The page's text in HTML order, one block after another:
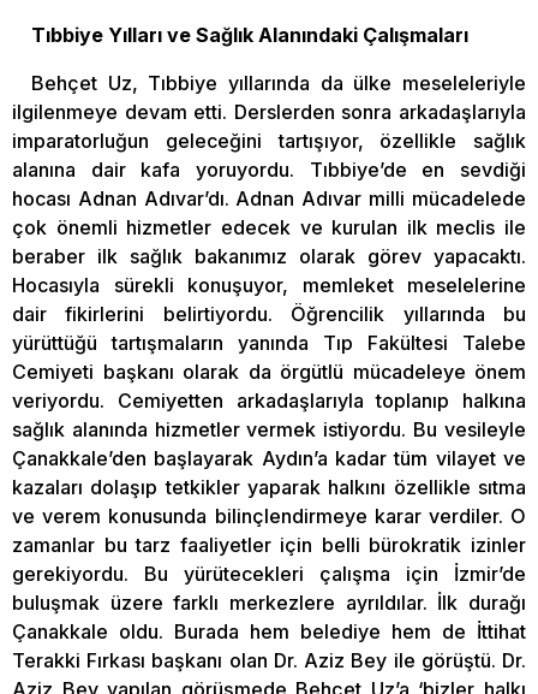
Tıbbiye Yılları ve Sağlık Alanındaki Çalışmaları
Behçet Uz, Tıbbiye yıllarında da ülke meseleleriyle
ilgilenmeye devam etti. Derslerden sonra arkadaşlarıyla
imparatorluğun geleceğini tartışıyor, özellikle sağlık
alanına dair kafa yoruyordu. Tıbbiye’de en sevdiği
hocası Adnan Adıvar’dı. Adnan Adıvar milli mücadelede
çok önemli hizmetler edecek ve kurulan ilk meclis ile
beraber ilk sağlık bakanımız olarak görev yapacaktı.
Hocasıyla sürekli konuşuyor, memleket meselelerine
dair fikirlerini belirtiyordu. Öğrencilik yıllarında bu
yürüttüğü tartışmaların yanında Tıp Fakültesi Talebe
Cemiyeti başkanı olarak da örgütlü mücadeleye önem
veriyordu. Cemiyetten arkadaşlarıyla toplanıp halkına
sağlık alanında hizmetler vermek istiyordu. Bu vesileyle
Çanakkale’den başlayarak Aydın’a kadar tüm vilayet ve
kazaları dolaşıp tetkikler yaparak halkını özellikle sıtma
ve verem konusunda bilinçlendirmeye karar verdiler. O
zamanlar bu tarz faaliyetler için belli bürokratik izinler
gerekiyordu. Bu yürütecekleri çalışma için İzmir’de
buluşmak üzere farklı merkezlere ayrıldılar. İlk durağı
Çanakkale oldu. Burada hem belediye hem de İttihat
Terakki Fırkası başkanı olan Dr. Aziz Bey ile görüştü. Dr.
Aziz Bey yapılan görüşmede Behçet Uz’a ‘bizler halkı